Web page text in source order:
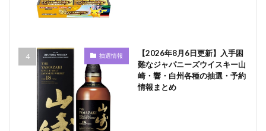
抽選情報
【2026年8月6日更新】入手困
難なジャパニーズウイスキー山
崎・響・白州各種の抽選・予約
情報まとめ